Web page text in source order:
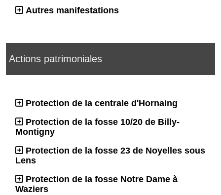
Autres manifestations
Actions patrimoniales
Protection de la centrale d'Hornaing
Protection de la fosse 10/20 de Billy-
Montigny
Protection de la fosse 23 de Noyelles sous
Lens
Protection de la fosse Notre Dame à
Waziers